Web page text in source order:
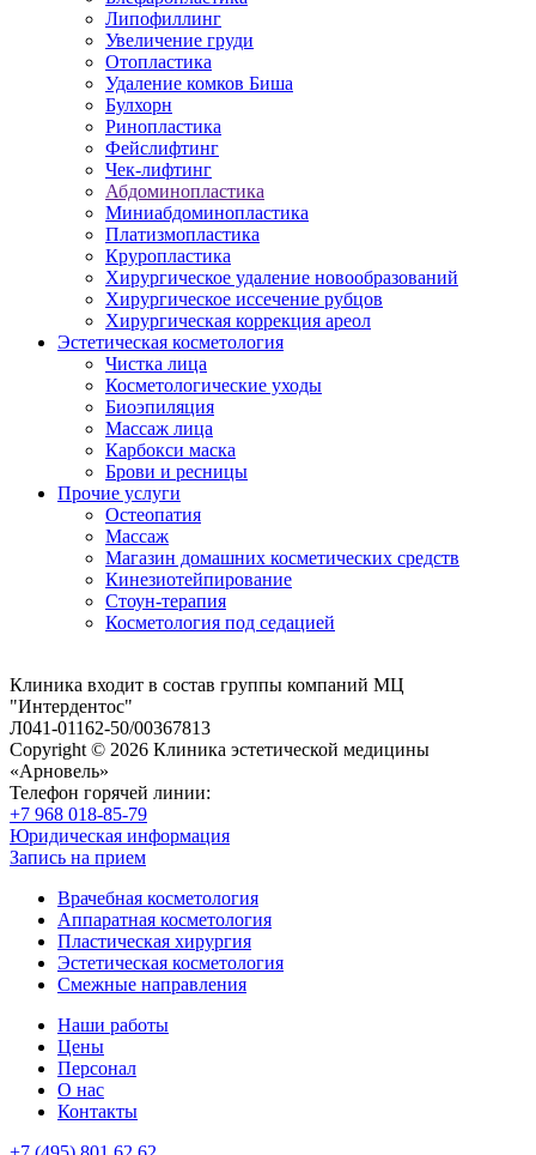
Липофиллинг
Увеличение груди
Отопластика
Удаление комков Биша
Булхорн
Ринопластика
Фейслифтинг
Чек-лифтинг
Абдоминопластика
Миниабдоминопластика
Платизмопластика
Круропластика
Хирургическое удаление новообразований
Хирургическое иссечение рубцов
Хирургическая коррекция ареол
Эстетическая косметология
Чистка лица
Косметологические уходы
Биоэпиляция
Массаж лица
Карбокси маска
Брови и ресницы
Прочие услуги
Остеопатия
Массаж
Магазин домашних косметических средств
Кинезиотейпирование
Стоун-терапия
Косметология под седацией
Клиника входит в состав группы компаний МЦ
"Интердентос"
Л041-01162-50/00367813
Copyright © 2026 Клиника эстетической медицины
«Арновель»
Телефон горячей линии:
+7 968 018-85-79
Юридическая информация
Запись на прием
Врачебная косметология
Аппаратная косметология
Пластическая хирургия
Эстетическая косметология
Смежные направления
Наши работы
Цены
Персонал
О нас
Контакты